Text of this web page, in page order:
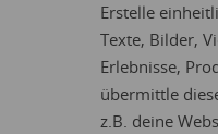
Erstelle
Texte, Bilder,
Erlebnisse,
übermittle
z.B. deine